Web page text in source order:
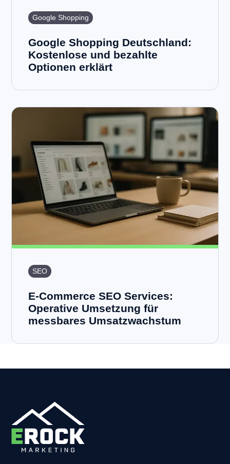
Google Shopping
Google Shopping Deutschland:
Kostenlose und bezahlte
Optionen erklärt
SEO
E-Commerce SEO Services:
Operative Umsetzung für
messbares Umsatzwachstum